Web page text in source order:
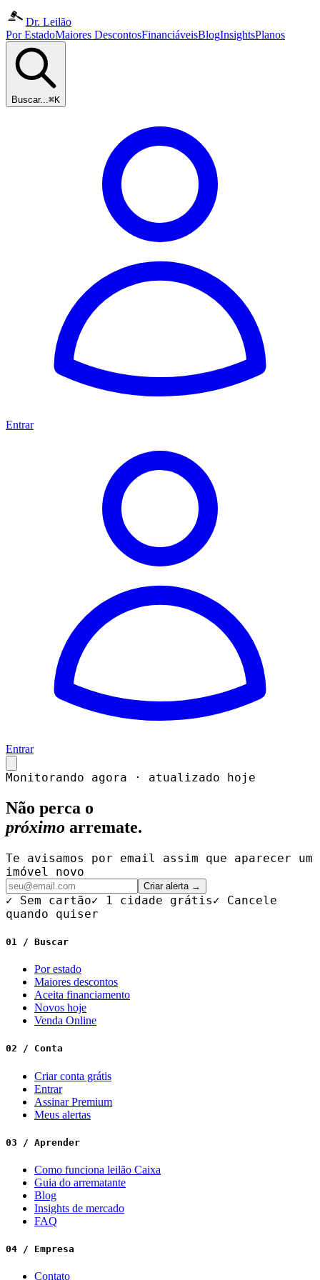
Dr. Leilão
Por EstadoMaiores DescontosFinanciáveisBlogInsightsPlanos
Buscar...⌘K
Entrar
Entrar
Monitorando agora · atualizado hoje
Não perca o
próximo arremate.
Te avisamos por email assim que aparecer um
imóvel novo
Criar alerta →
✓ Sem cartão✓ 1 cidade grátis✓ Cancele
quando quiser
01 / Buscar
Por estado
Maiores descontos
Aceita financiamento
Novos hoje
Venda Online
02 / Conta
Criar conta grátis
Entrar
Assinar Premium
Meus alertas
03 / Aprender
Como funciona leilão Caixa
Guia do arrematante
Blog
Insights de mercado
FAQ
04 / Empresa
Contato